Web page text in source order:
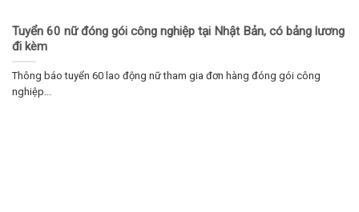
Tuyển 60 nữ đóng gói công nghiệp tại Nhật Bản, có bảng lương
đi kèm
Thông báo tuyển 60 lao động nữ tham gia đơn hàng đóng gói công
nghiệp...